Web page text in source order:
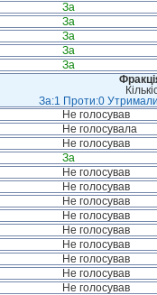
За
За
За
За
За
За:1 Проти:0
Не голосував
Не голосувала
Не голосував
За
Не голосував
Не голосував
Не голосував
Не голосував
Не голосував
Не голосував
Не голосував
Не голосував
Не голосував